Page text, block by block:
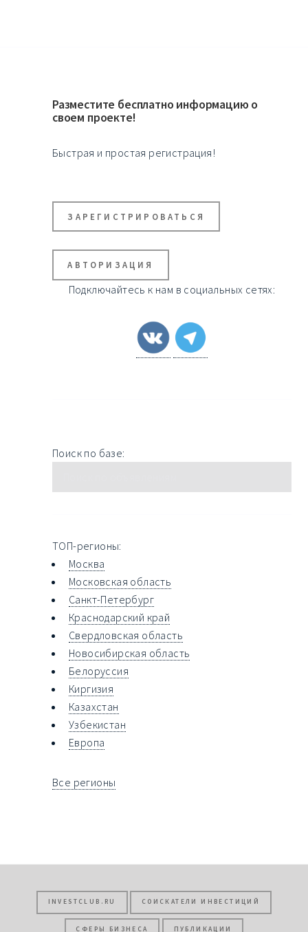
Разместите бесплатно информацию о
своем проекте!
Быстрая и простая регистрация!
ЗАРЕГИСТРИРОВАТЬСЯ
АВТОРИЗАЦИЯ
Подключайтесь к нам в социальных сетях:
Поиск по базе:
ТОП-регионы:
Москва
Московская область
Санкт-Петербург
Краснодарский край
Свердловская область
Новосибирская область
Белоруссия
Киргизия
Казахстан
Узбекистан
Европа
Все регионы
INVESTCLUB.RU СОИСКАТЕЛИ ИНВЕСТИЦИЙ
СФЕРЫ БИЗНЕСА ПУБЛИКАЦИИ